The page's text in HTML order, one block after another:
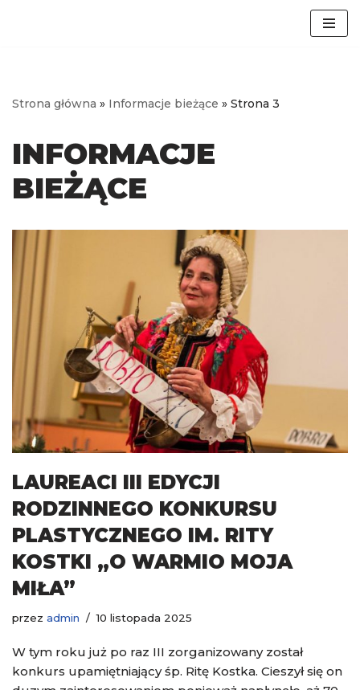
Strona główna » Informacje bieżące » Strona 3
INFORMACJE
BIEŻĄCE
LAUREACI III EDYCJI
RODZINNEGO KONKURSU
PLASTYCZNEGO IM. RITY
KOSTKI „O WARMIO MOJA
MIŁA”
przez admin 10 listopada 2025
W tym roku już po raz III zorganizowany został
konkurs upamiętniający śp. Ritę Kostka. Cieszył się on